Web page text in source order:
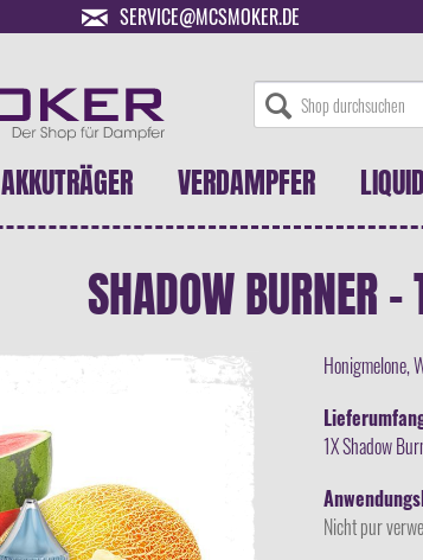
SERVICE@MCSMOKER.DE
AKKUTRÄGER VERDAMPFER LIQUID
SHADOW BURNER
Honigmelone,
1X Shadow
Nicht pur